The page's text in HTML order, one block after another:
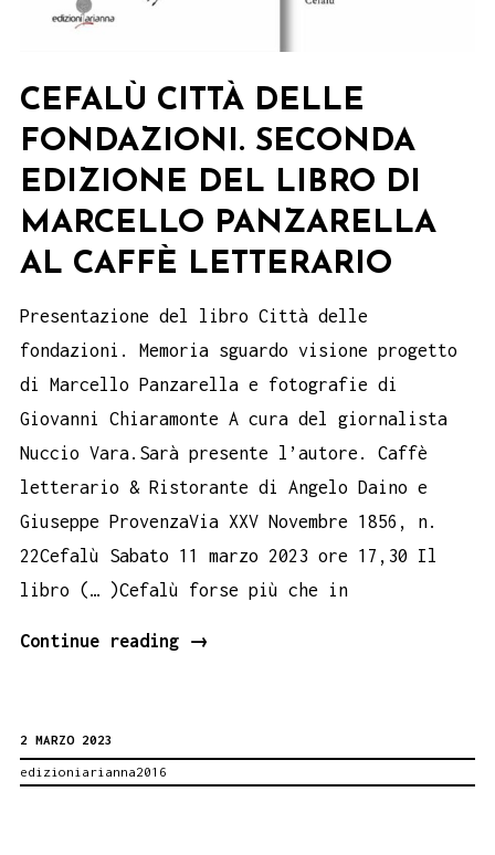
CEFALÙ CITTÀ DELLE
FONDAZIONI. SECONDA
EDIZIONE DEL LIBRO DI
MARCELLO PANZARELLA
AL CAFFÈ LETTERARIO
Presentazione del libro Città delle
fondazioni. Memoria sguardo visione progetto
di Marcello Panzarella e fotografie di
Giovanni Chiaramonte A cura del giornalista
Nuccio Vara.Sarà presente l’autore. Caffè
letterario & Ristorante di Angelo Daino e
Giuseppe ProvenzaVia XXV Novembre 1856, n.
22Cefalù Sabato 11 marzo 2023 ore 17,30 Il
libro (… )Cefalù forse più che in
Continue reading
Cefalù
→
2 MARZO 2023
edizioniarianna2016